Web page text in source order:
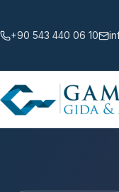
+90 543 440 06 10